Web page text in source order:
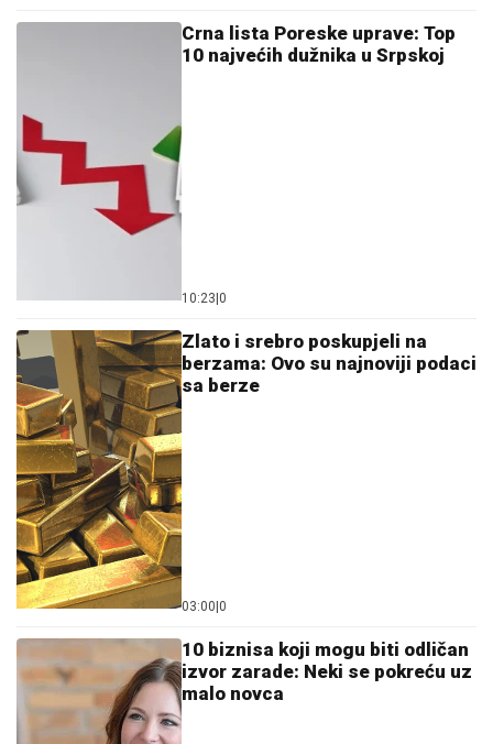
Crna lista Poreske uprave: Top
10 najvećih dužnika u Srpskoj
10:23 0
Zlato i srebro poskupjeli na
berzama: Ovo su najnoviji podaci
sa berze
03:00 0
10 biznisa koji mogu biti odličan
izvor zarade: Neki se pokreću uz
malo novca